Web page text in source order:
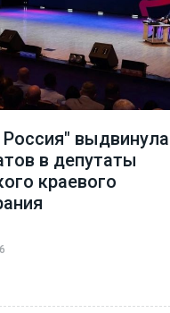
Россия" выдвинула
в депутаты
краевого